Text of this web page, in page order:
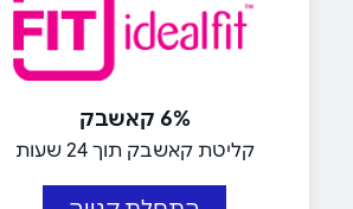
6% קאשבק
קליטת קאשבק תוך 24 שעות